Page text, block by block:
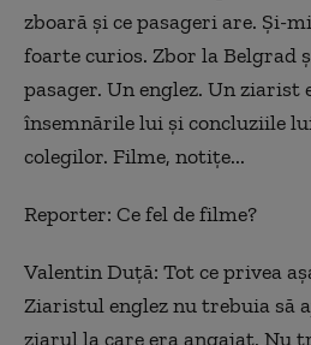
zboară și ce pasageri are. Și-
foarte curios. Zbor la Belgrad
pasager. Un englez. Un ziarist
însemnările lui și concluziile
colegilor. Filme, notițe...
Reporter: Ce fel de filme?
Valentin Duță: Tot ce privea
Ziaristul englez nu trebuia să
ziarul la care era angajat. Nu